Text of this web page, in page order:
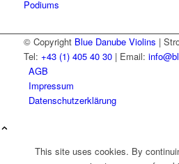
Podiums
© Copyright Blue Danube Violins |
Tel: +43 (1) 405 40 30| Email:
AGB
Impressum
Datenschutzerklärung
This site uses cookies. By